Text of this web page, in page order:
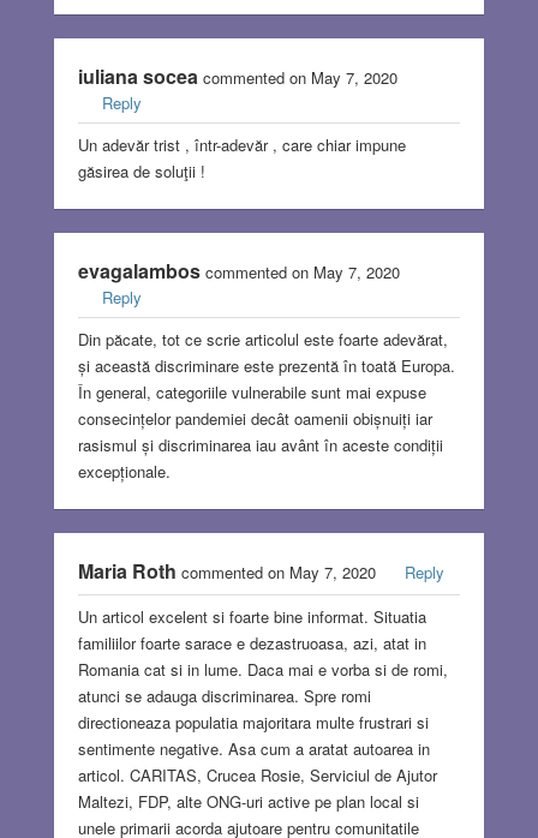
iuliana soceacommented on May 7, 2020
Reply
Un adevăr trist , într-adevăr , care chiar impune
găsirea de soluţii !
evagalamboscommented on May 7, 2020
Reply
Din păcate, tot ce scrie articolul este foarte adevărat,
și această discriminare este prezentă în toată Europa.
În general, categoriile vulnerabile sunt mai expuse
consecințelor pandemiei decât oamenii obișnuiți iar
rasismul și discriminarea iau avânt în aceste condiții
excepționale.
Maria Roth commented on May 7, 2020
Reply
Un articol excelent si foarte bine informat. Situatia
familiilor foarte sarace e dezastruoasa, azi, atat in
Romania cat si in lume. Daca mai e vorba si de romi,
atunci se adauga discriminarea. Spre romi
directioneaza populatia majoritara multe frustrari si
sentimente negative. Asa cum a aratat autoarea in
articol. CARITAS, Crucea Rosie, Serviciul de Ajutor
Maltezi, FDP, alte ONG-uri active pe plan local si
unele primarii acorda ajutoare pentru comunitatile